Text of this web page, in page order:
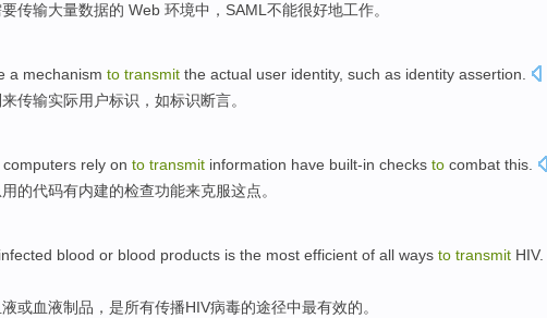
传输大量数据的 Web 环境中， SAML不能很好地工作。
a mechanism to transmit the actual user identity, such as identity assertion
来传输实际用户标识 ， 如标识断言。
computers rely on to transmit information have built-in checks to combat this
用的代码有内建的检查功能来克服这点。
infected blood or blood products is the most efficient of all ways to transmit HIV.
或血液制品 ， 是所有传播HIV病毒的途径中最有效的。